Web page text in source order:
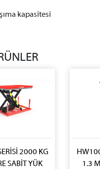
kapasitesi
2000 KG
SABİT YÜK
1.3